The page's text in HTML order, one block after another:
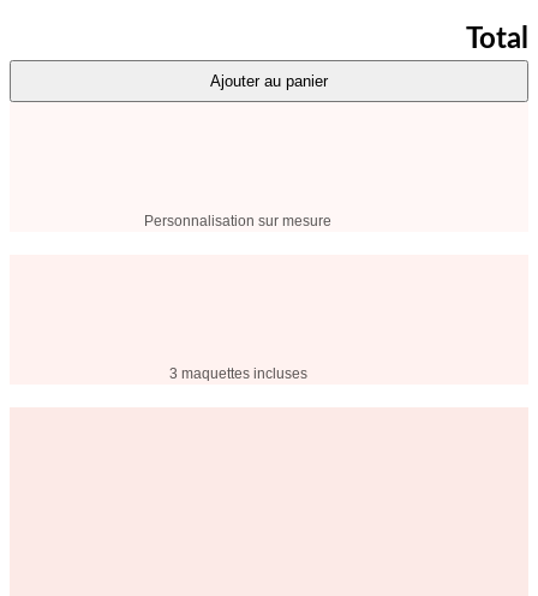
Total
Ajouter au panier
Personnalisation sur mesure
3 maquettes incluses